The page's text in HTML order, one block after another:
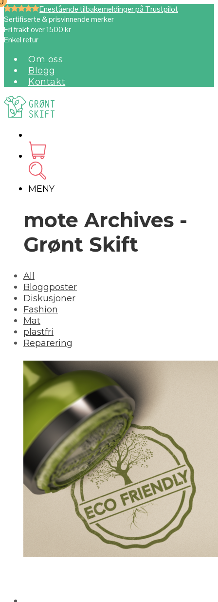
Enestående tilbakemeldinger på Trustpilot
Sertifiserte & prisvinnende merker
Fri frakt over 1500 kr
Enkel retur
Om oss
Blogg
Kontakt
MENY
mote Archives -
Grønt Skift
All
Bloggposter
Diskusjoner
Fashion
Mat
plastfri
Reparering